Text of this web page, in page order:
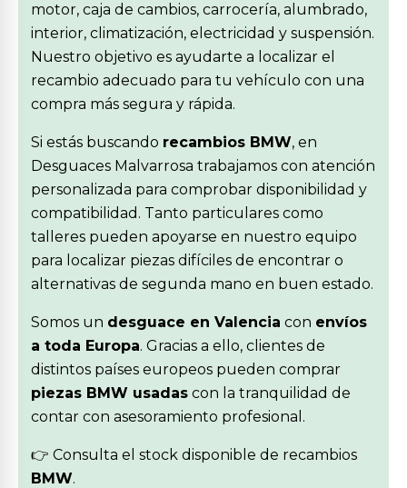
motor, caja de cambios, carrocería, alumbrado,
interior, climatización, electricidad y suspensión.
Nuestro objetivo es ayudarte a localizar el
recambio adecuado para tu vehículo con una
compra más segura y rápida.
Si estás buscando recambios BMW, en
Desguaces Malvarrosa trabajamos con atención
personalizada para comprobar disponibilidad y
compatibilidad. Tanto particulares como
talleres pueden apoyarse en nuestro equipo
para localizar piezas difíciles de encontrar o
alternativas de segunda mano en buen estado.
Somos un desguace en Valencia con envíos
a toda Europa. Gracias a ello, clientes de
distintos países europeos pueden comprar
piezas BMW usadas con la tranquilidad de
contar con asesoramiento profesional.
👉 Consulta el stock disponible de recambios
BMW.